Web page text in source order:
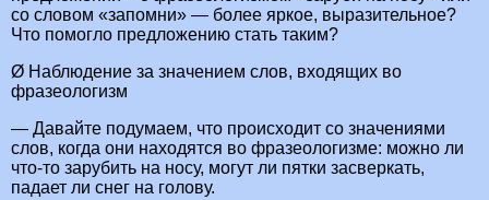
со словом «запомни» — более яркое, выразительное?
Что помогло предложению стать таким?
Ø Наблюдение за значением слов, входящих во
фразеологизм
— Давайте подумаем, что происходит со значениями
слов, когда они находятся во фразеологизме: можно ли
что-то зарубить на носу, могут ли пятки засверкать,
падает ли снег на голову.